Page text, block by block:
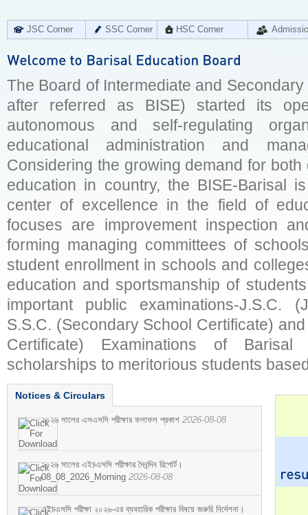
JSC Corner SSC Corner HSC Corner
The Board of Intermediate and
after referred as BISE) started its
autonomous and self-regulating
educational administration and
Considering the growing demand for
education in country, the BISE-Barisal
center of excellence in the field of
focuses are improvement inspection
forming managing committees of
student enrollment in schools and
education and sportsmanship of
important public examinations-J.S.C.
S.S.C. (Secondary School Certificate)
Certificate) Examinations of
scholarships to meritorious students
Notices & Circulars
২০২৬ সালের এসএসসি পরীক্ষার ফলাফল প্রকাশ 2026-08-08
২০২৬ সালের এইচএসসি পরীক্ষার দৈনন্দিন রিপোর্ট।
08_08_2026_Morning 2026-08-08
এইচএসসি পরীক্ষা ২০২৬-এর ব্যবহারিক পরীক্ষার বিষয়ে জরুরি নির্দেশনা।